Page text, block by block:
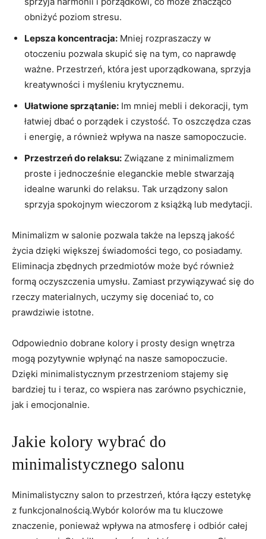
obniżyć poziom stresu.
Lepsza ​koncentracja: Mniej rozpraszaczy w
otoczeniu pozwala skupić się na‌ tym, ⁢co​ naprawdę⁤
ważne. Przestrzeń,‍ która⁣ jest uporządkowana,⁢ sprzyja
kreatywności ‌i myśleniu krytycznemu.
Ułatwione sprzątanie: Im mniej mebli i dekoracji, tym
łatwiej dbać o porządek i czystość. To⁣ oszczędza czas⁤
i ‍energię, a również wpływa⁤ na nasze samopoczucie.
Przestrzeń do relaksu: Związane z minimalizmem
proste i ​jednocześnie eleganckie meble​ stwarzają⁣
idealne warunki do relaksu.⁤ Tak urządzony salon
⁣sprzyja spokojnym wieczorom z ​książką lub medytacji.
Minimalizm w salonie pozwala także ⁢na lepszą jakość
⁣życia dzięki większej świadomości ​tego, co posiadamy.
Eliminacja⁣ zbędnych przedmiotów może być również
formą ​oczyszczenia umysłu. Zamiast przywiązywać się do
rzeczy ⁣materialnych, uczymy ‌się ‍doceniać to, co
prawdziwie istotne.
Odpowiednio dobrane kolory i prosty design⁣ wnętrza​
mogą pozytywnie wpłynąć na nasze samopoczucie.
Dzięki ‍minimalistycznym przestrzeniom stajemy się⁢
bardziej‌ tu i teraz, co wspiera nas zarówno⁢ psychicznie,
jak i​ emocjonalnie.
Jakie kolory wybrać do
minimalistycznego salonu
Minimalistyczny ​salon ‌to przestrzeń, która łączy estetykę
z funkcjonalnością.Wybór kolorów ma tu kluczowe
znaczenie, ponieważ wpływa na atmosferę i odbiór całej